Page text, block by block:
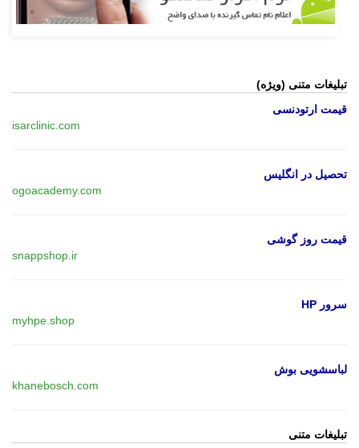
تبلیغات متنی (ویژه)
قیمت ارتودنسی
isarclinic.com
تحصیل در انگلیس
ogoacademy.com
قیمت روز گوشی
snappshop.ir
سرور HP
myhpe.shop
لباسشویی بوش
khanebosch.com
تبلیغات متنی